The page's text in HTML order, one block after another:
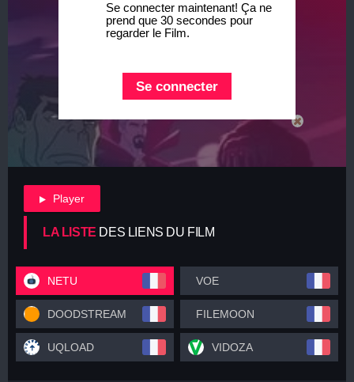
Se connecter maintenant! Ça ne
prend que 30 secondes pour
regarder le Film.
Se connecter
Player
LA LISTE DES LIENS DU FILM
NETU VOE
DOODSTREAM FILEMOON
UQLOAD VIDOZA